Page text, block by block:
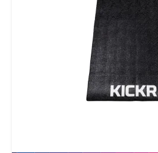
voorzijde-opening real-time
luchtweerstand meet.Real-
AeroBoost: Snelheidswinst
drafting.- AeroDrag:
tegenwind of
helpen fietsers om hun
optimaliseren en